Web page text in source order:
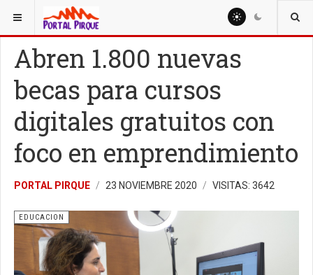
ESTÁ AQUÍ: EDUCACION
Abren 1.800 nuevas
becas para cursos
digitales gratuitos con
foco en emprendimiento
PORTAL PIRQUE 23 NOVIEMBRE 2020 VISITAS: 3642
EDUCACION